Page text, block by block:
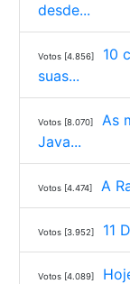
desde...
Votos [4.856]
10
suas...
Votos [8.070]
As
Java...
Votos [4.474] A
Votos [3.952] 11
Votos [4.089]